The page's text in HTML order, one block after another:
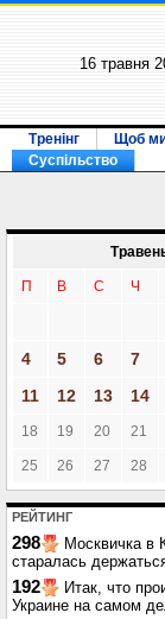
16 травня
Тренінг Щоб
Суспільство
П В С Ч
4
5 6 7
11
12 13 14
18 19 20 21
25 26 27 28
РЕЙТИНГ
298
Москвичка в
старалась
192
Итак, что
Украине на самом